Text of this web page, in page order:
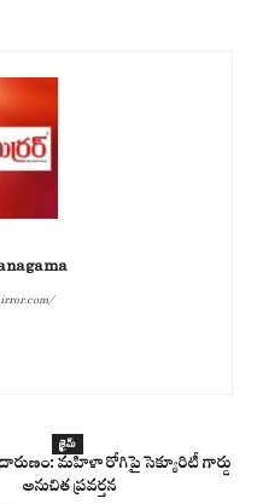
క్రైమ్
మహిళా రోగిపై సెక్యూరిటీ గార్డు
అనుచిత ప్రవర్తన